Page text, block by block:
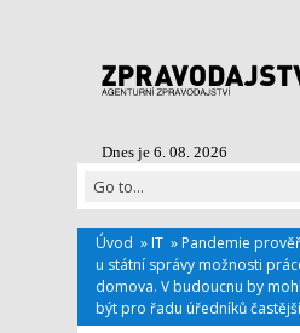
Dnes je 6. 08. 2026
Úvod » IT » Pandemie
u státní správy možnosti
domova. V budoucnu by
být pro řadu úředníků častější